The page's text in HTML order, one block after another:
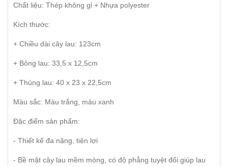
Chất liệu: Thép không gỉ + Nhựa polyester
Kích thước:
+ Chiều dài cây lau: 123cm
+ Bông lau: 33,5 x 12,5cm
+ Thùng lau: 40 x 23 x 22,5cm
Màu sắc: Màu trắng, màu xanh
Đặc điểm sản phẩm:
- Thiết kế đa nặng, tiện lợi
- Bề mặt cây lau mềm mỏng, có độ phẳng tuyệt đối giúp lau